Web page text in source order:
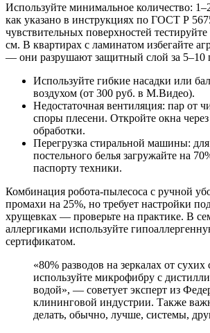
Используйте минимальное количество:
как указано в инструкциях по ГОСТ Р
чувствительных поверхностей
см. В квартирах с ламинатом избегайте
— они разрушают защитный слой за 5–10
Используйте гибкие насадки или
воздухом (от 300 руб. в М.Видео).
Недостаточная вентиляция: пар от
споры плесени. Откройте окна
обработки.
Перегрузка стиральной машины:
постельного белья загружайте на
паспорту техники.
Комбинация робота-пылесоса с ручной
промахи на 25%, но требует настройки
хрущевках — проверьте на практике. В
аллергиками используйте
сертификатом.
«80% разводов на зеркалах от сухих
используйте микрофибру с
водой», — советует эксперт из
клининговой индустрии. Также
делать, обычно, лучше, системы,